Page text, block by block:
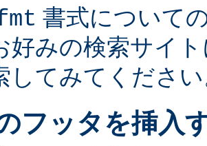
書式について
好みの検索サイ
してみてくださ
フッタを挿入